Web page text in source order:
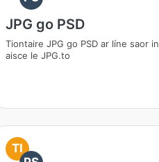
JPG go PSD
Tiontaire JPG go PSD ar líne saor in
aisce le JPG.to
TI